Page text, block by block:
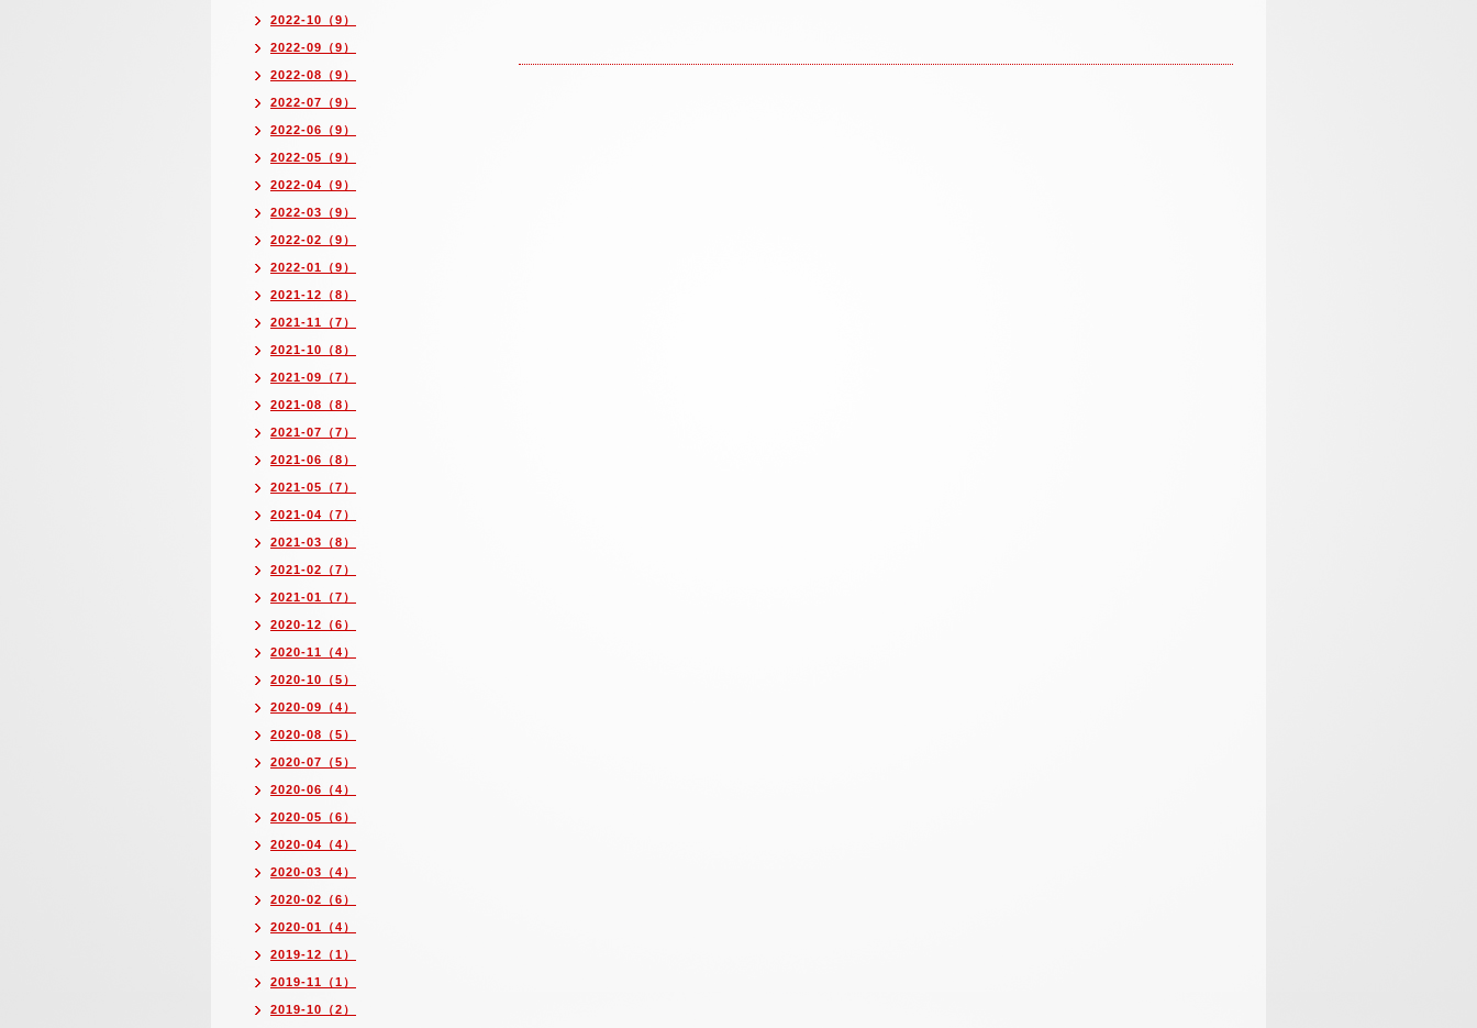
2022-10（9）
2022-09（9）
2022-08（9）
2022-07（9）
2022-06（9）
2022-05（9）
2022-04（9）
2022-03（9）
2022-02（9）
2022-01（9）
2021-12（8）
2021-11（7）
2021-10（8）
2021-09（7）
2021-08（8）
2021-07（7）
2021-06（8）
2021-05（7）
2021-04（7）
2021-03（8）
2021-02（7）
2021-01（7）
2020-12（6）
2020-11（4）
2020-10（5）
2020-09（4）
2020-08（5）
2020-07（5）
2020-06（4）
2020-05（6）
2020-04（4）
2020-03（4）
2020-02（6）
2020-01（4）
2019-12（1）
2019-11（1）
2019-10（2）